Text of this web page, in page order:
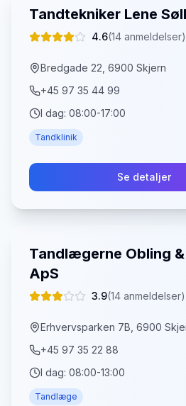
Tandtekniker Lene
4.6(14 anmeldelser)
Bredgade 22, 6900 Skjern
+45 97 35 44 99
I dag: 08:00-17:00
Tandklinik
Se detaljer
Tandlægerne Obling
ApS
3.9(14 anmeldelser)
Erhvervsparken 7B, 6900
+45 97 35 22 88
I dag: 08:00-13:00
Tandlæge